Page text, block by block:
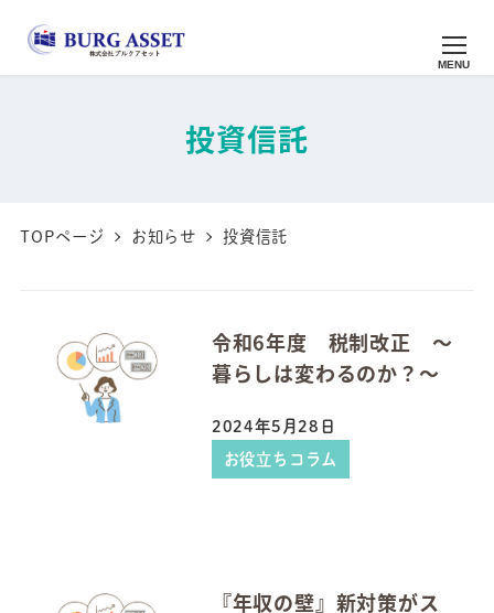
MENU
投資信託
TOPページ お知らせ 投資信託
令和6年度 税制改正 ～
暮らしは変わるのか？～
投稿日
2024年5月28日
お役立ちコラム
『年収の壁』新対策がス